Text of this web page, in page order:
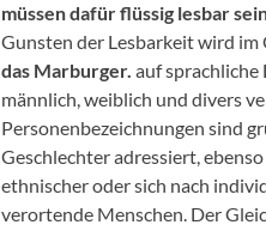
müssen dafür flüssig lesbar
Gunsten der Lesbarkeit wird
das Marburger. auf sprachliche
männlich, weiblich und divers
Personenbezeichnungen sind
Geschlechter adressiert,
ethnischer oder sich nach
verortende Menschen. Der